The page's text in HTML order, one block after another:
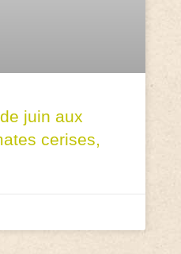
juin aux
cerises,